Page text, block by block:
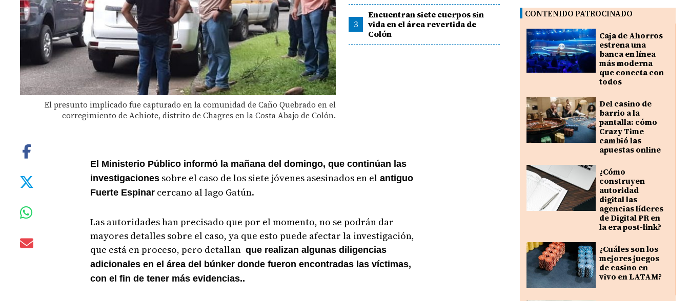
El presunto implicado fue capturado en la comunidad de Caño Quebrado en el
corregimiento de Achiote, distrito de Chagres en la Costa Abajo de Colón.
3
Encuentran siete cuerpos sin
vida en el área revertida de
Colón
El Ministerio Público informó la mañana del domingo, que continúan las
investigacionessobre el caso de los siete jóvenes asesinados en elantiguo
Fuerte Espinarcercano al lago Gatún.
Las autoridades han precisado que por el momento, no se podrán dar
mayores detalles sobre el caso, ya que esto puede afectar la investigación,
que está en proceso, pero detallan que realizan algunas diligencias
adicionales en el área del búnker donde fueron encontradas las víctimas,
con el fin de tener más evidencias..
CONTENIDO PATROCINADO
Caja de Ahorros
estrena una
banca en línea
más moderna
que conecta con
todos
Del casino de
barrio a la
pantalla: cómo
Crazy Time
cambió las
apuestas online
¿Cómo
construyen
autoridad
digital las
agencias líderes
de Digital PR en
la era post-link?
¿Cuáles son los
mejores juegos
de casino en
vivo en LATAM?